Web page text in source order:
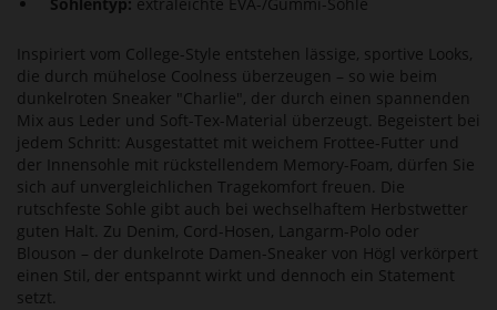
Inspiriert vom College-Style entstehen lässige, sportive Looks,
die durch mühelose Coolness überzeugen – so wie beim
dunkelroten Sneaker "Charlie", der durch einen spannenden
Mix aus Leder und Soft-Tex-Material überzeugt. Begeistert bei
jedem Schritt: Ausgestattet mit weichem Frottee-Futter und
der Innensohle mit rückstellendem Memory-Foam, dürfen Sie
sich auf unvergleichlichen Tragekomfort freuen. Die
rutschfeste Sohle gibt auch bei wechselhaftem Herbstwetter
guten Halt. Zu Denim, Cord-Hosen, Langarm-Polo oder
Blouson – der dunkelrote Damen-Sneaker von Högl verkörpert
einen Stil, der entspannt wirkt und dennoch ein Statement
setzt.